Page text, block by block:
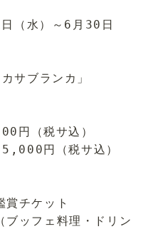
（水）～6月30日
サブランカ」
円（税サ込）
円（税サ込）
賞チケット
ブッフェ料理・ドリン